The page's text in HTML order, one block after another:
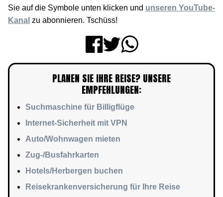
Sie auf die Symbole unten klicken und unseren YouTube-
Kanal zu abonnieren. Tschüss!
PLANEN SIE IHRE REISE? UNSERE
EMPFEHLUNGEN:
Suchmaschine für Billigflüge
Internet-Sicherheit mit VPN
Auto/Wohnwagen mieten
Zug-/Busfahrkarten
Hotels/Herbergen buchen
Reisekrankenversicherung für Ihre Reise